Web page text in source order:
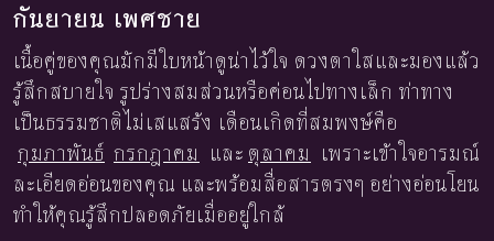
กันยายน เพศชาย
เนื้อคู่ของคุณมักมีใบหน้าดูน่าไว้ใจ ดวงตาใสและมองแล้ว
รู้สึกสบายใจ รูปร่างสมส่วนหรือค่อนไปทางเล็ก ท่าทาง
เป็นธรรมชาติไม่เสแสร้ง เดือนเกิดที่สมพงษ์คือ
กุมภาพันธ์ กรกฎาคม และ ตุลาคม เพราะเข้าใจอารมณ์
ละเอียดอ่อนของคุณ และพร้อมสื่อสารตรงๆ อย่างอ่อนโยน
ทำให้คุณรู้สึกปลอดภัยเมื่ออยู่ใกล้